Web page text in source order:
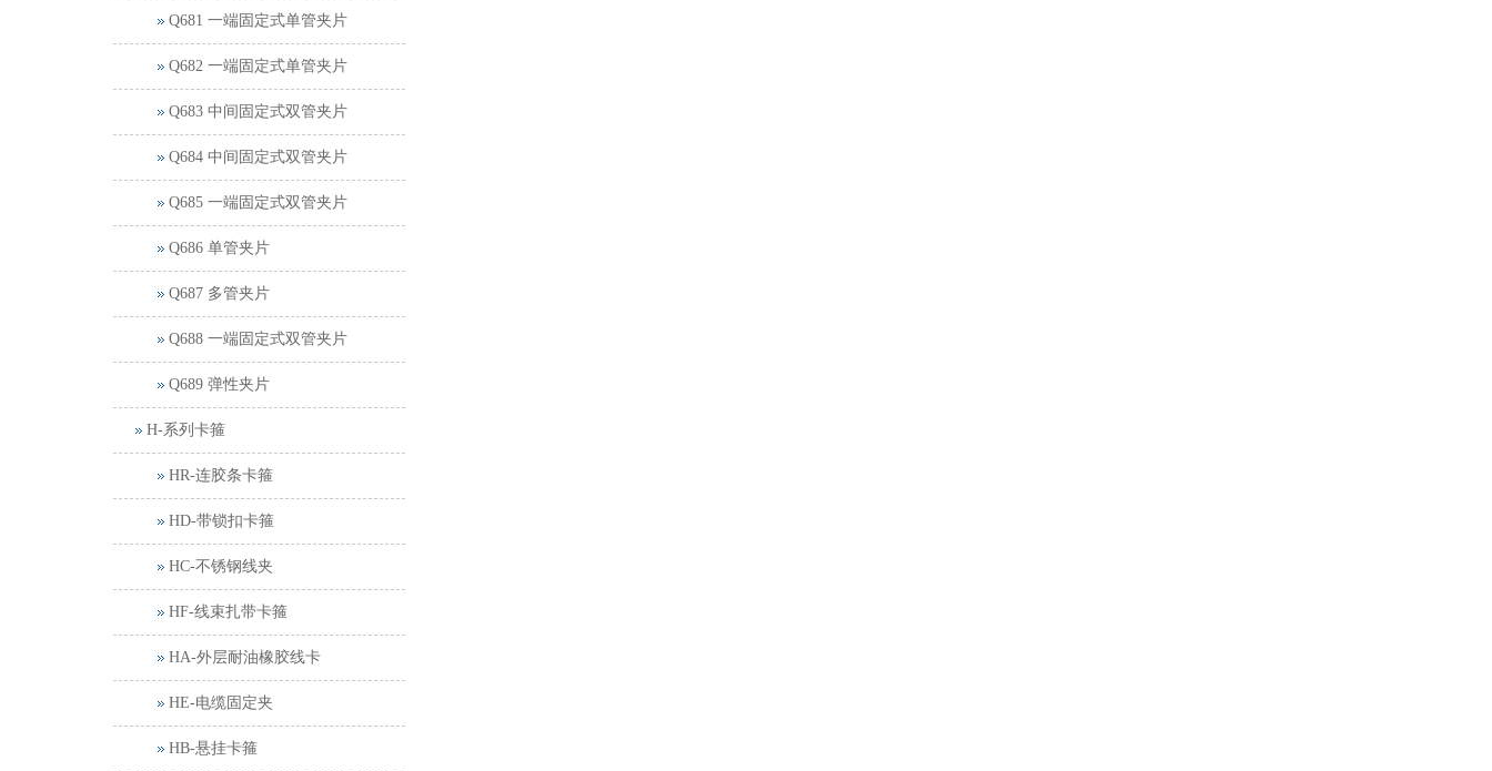
Q681 一端固定式单管夹片
Q682 一端固定式单管夹片
Q683 中间固定式双管夹片
Q684 中间固定式双管夹片
Q685 一端固定式双管夹片
Q686 单管夹片
Q687 多管夹片
Q688 一端固定式双管夹片
Q689 弹性夹片
H-系列卡箍
HR-连胶条卡箍
HD-带锁扣卡箍
HC-不锈钢线夹
HF-线束扎带卡箍
HA-外层耐油橡胶线卡
HE-电缆固定夹
HB-悬挂卡箍